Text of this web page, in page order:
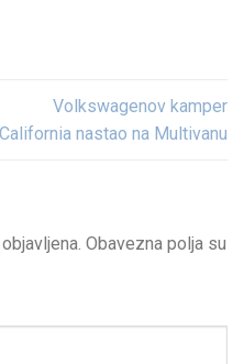
Volkswagenov kamper
California nastao na Multivanu
Obavezna polja su